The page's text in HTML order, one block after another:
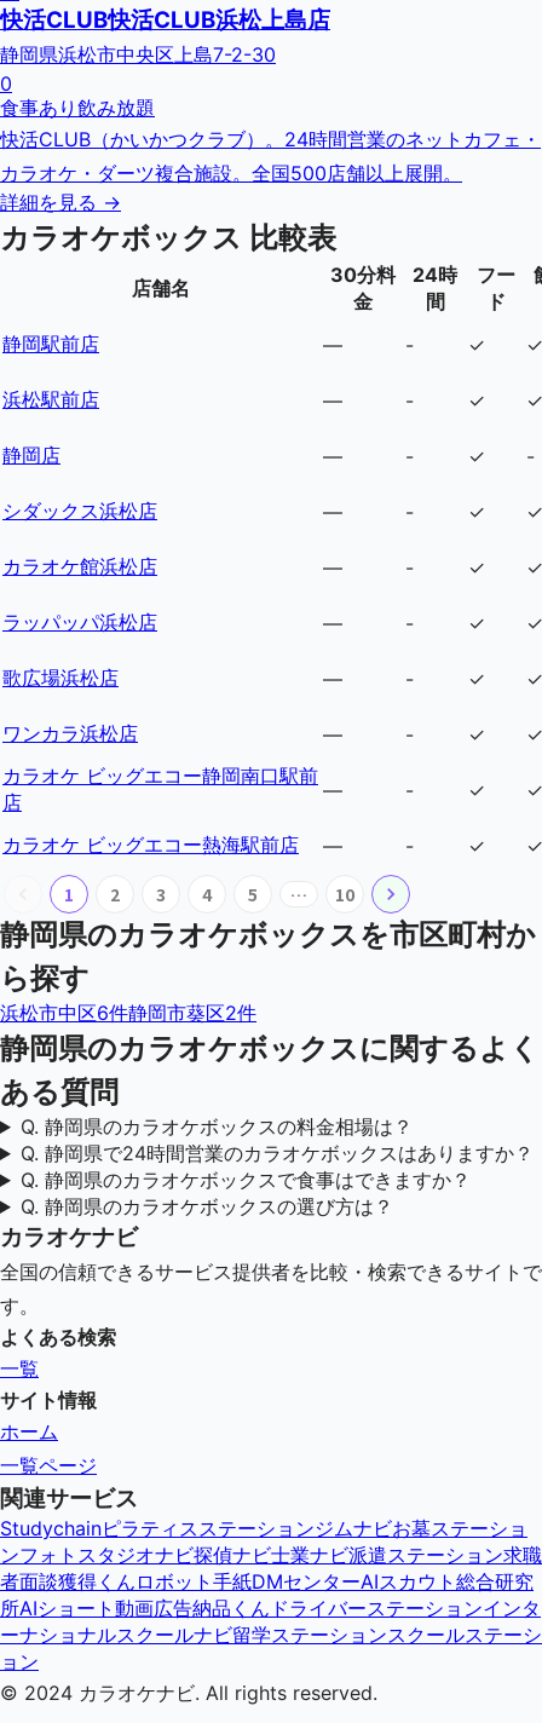
快活CLUB快活CLUB浜松上島店
静岡県浜松市中央区上島7-2-30
0
食事あり 飲み放題
快活CLUB（かいかつクラブ）。24時間営業のネットカフェ・
カラオケ・ダーツ複合施設。全国500店舗以上展開。
詳細を見る →
カラオケボックス 比較表
店舗名
30分料
金
24時
間
フー
ド
静岡駅前店 — - ✓ ✓
浜松駅前店 — - ✓ ✓
静岡店 — - ✓ -
シダックス浜松店 — - ✓ ✓
カラオケ館浜松店 — - ✓ ✓
ラッパッパ浜松店 — - ✓ ✓
歌広場浜松店 — - ✓ ✓
ワンカラ浜松店 — - ✓
✓
カラオケ ビッグエコー静岡南口駅前
店
— - ✓ ✓
カラオケ ビッグエコー熱海駅前店 — - ✓
✓
1
2 3 4 5 … 10
静岡県のカラオケボックスを市区町村か
ら探す
浜松市中区6件静岡市葵区2件
静岡県のカラオケボックスに関するよく
ある質問
Q. 静岡県のカラオケボックスの料金相場は？
Q. 静岡県で24時間営業のカラオケボックスはありますか？
Q. 静岡県のカラオケボックスで食事はできますか？
Q. 静岡県のカラオケボックスの選び方は？
カラオケナビ
全国の信頼できるサービス提供者を比較・検索できるサイトで
す。
よくある検索
一覧
サイト情報
ホーム
一覧ページ
関連サービス
Studychainピラティスステーションジムナビお墓ステーショ
ンフォトスタジオナビ探偵ナビ士業ナビ派遣ステーション求職
者面談獲得くん ロボット手紙DMセンターAIスカウト総合研究
所AIショート動画広告納品くん ドライバーステーションインタ
ーナショナルスクールナビ留学ステーションスクールステーシ
ョン
© 2024 カラオケナビ. All rights reserved.